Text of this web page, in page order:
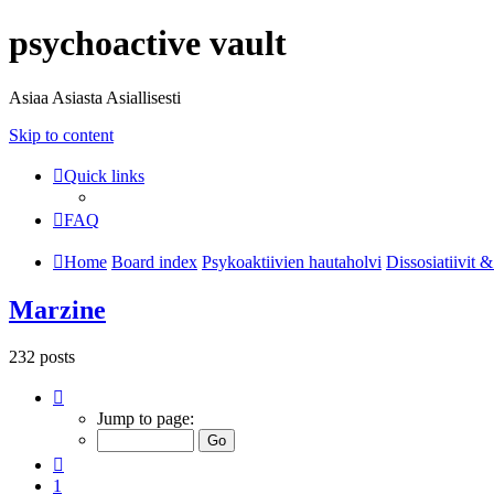
psychoactive vault
Asiaa Asiasta Asiallisesti
Skip to content
Quick links
FAQ
Home Board index Psykoaktiivien hautaholvi Dissosiatiivit
Marzine
232 posts
Jump to page:
1